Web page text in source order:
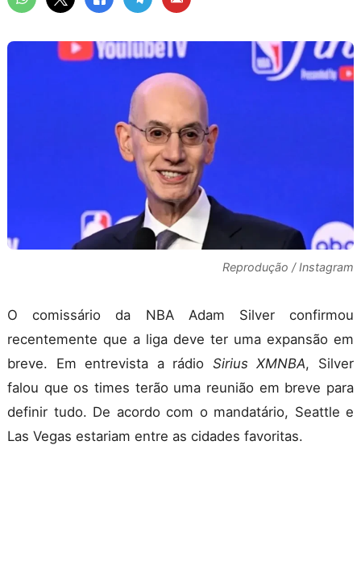
Reprodução / Instagram
O comissário da NBA Adam Silver confirmou
recentemente que a liga deve ter uma expansão em
breve. Em entrevista a rádio Sirius XMNBA, Silver
falou que os times terão uma reunião em breve para
definir tudo. De acordo com o mandatário, Seattle e
Las Vegas estariam entre as cidades favoritas.